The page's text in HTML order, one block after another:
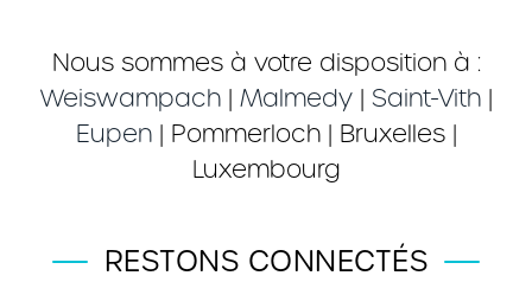
Nous sommes à votre disposition à :
Weiswampach| Malmedy| Saint-Vith|
Eupen| Pommerloch | Bruxelles |
Luxembourg
RESTONS CONNECTÉS